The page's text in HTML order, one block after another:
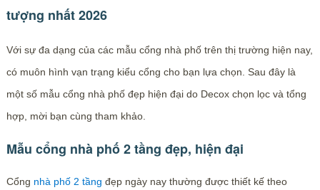
tượng nhất 2026
Với sự đa dạng của các mẫu cổng nhà phố trên thị trường hiện nay,
có muôn hình vạn trạng kiểu cổng cho bạn lựa chọn. Sau đây là
một số mẫu cổng nhà phố đẹp hiện đại do Decox chọn lọc và tổng
hợp, mời bạn cùng tham khảo.
Mẫu cổng nhà phố 2 tầng đẹp, hiện đại
Cổng nhà phố 2 tầng đẹp ngày nay thường được thiết kế theo